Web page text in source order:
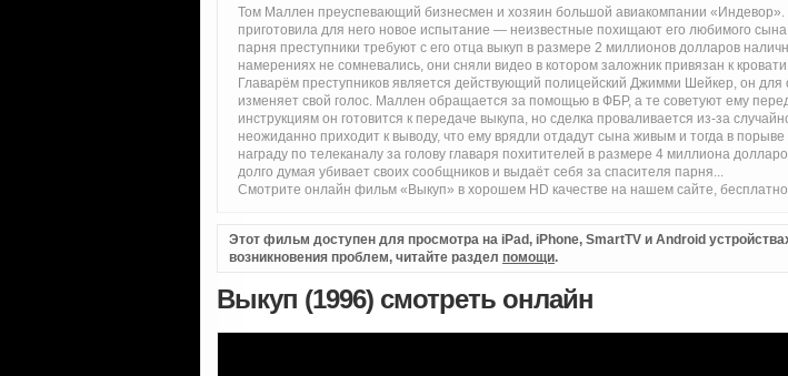
Том Маллен преуспевающий бизнесмен и хозяин большой авиакомпании «Индевор».
приготовила для него новое испытание — неизвестные похищают его любимого
парня преступники требуют с его отца выкуп в размере 2 миллионов долларов
намерениях не сомневались, они сняли видео в котором заложник привязан к
Главарём преступников является действующий полицейский Джимми Шейкер, он
изменяет свой голос. Маллен обращается за помощью в ФБР, а те советуют ему
инструкциям он готовится к передаче выкупа, но сделка проваливается из-за
неожиданно приходит к выводу, что ему врядли отдадут сына живым и тогда в
награду по телеканалу за голову главаря похитителей в размере 4 миллиона
долго думая убивает своих сообщников и выдаёт себя за спасителя парня...
Смотрите онлайн фильм «Выкуп» в хорошем HD качестве на нашем сайте, бесплатно
Этот фильм доступен для просмотра на iPad, iPhone, SmartTV и Android
возникновения проблем, читайте раздел помощи.
Выкуп (1996) смотреть онлайн